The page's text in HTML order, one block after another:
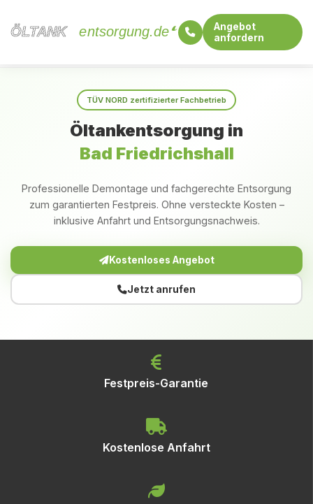
ÖLTANK
ÖLTANK entsorgung.de
Angebot
anfordern
TÜV NORD zertifizierter Fachbetrieb
Öltankentsorgung in
Bad Friedrichshall
Professionelle Demontage und fachgerechte Entsorgung
zum garantierten Festpreis. Ohne versteckte Kosten –
inklusive Anfahrt und Entsorgungsnachweis.
Kostenloses Angebot
Jetzt anrufen
Festpreis-Garantie
Kostenlose Anfahrt